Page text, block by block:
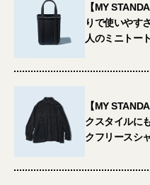
【MY
りで使いやす
人のミニトー
【MY
クスタイルに
クフリースシ